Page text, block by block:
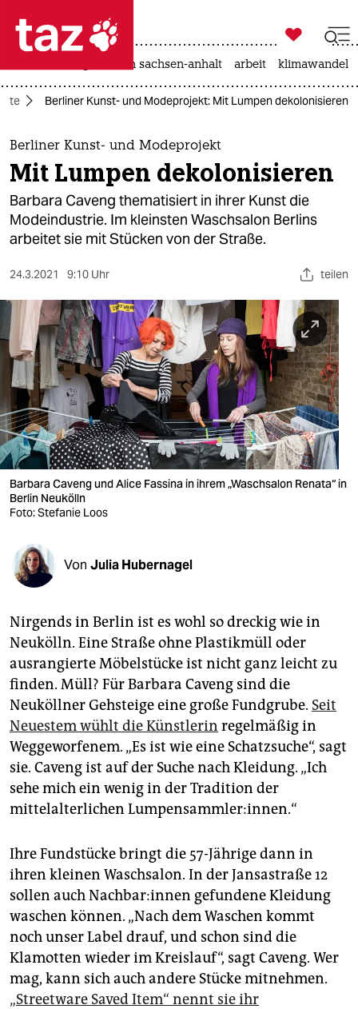
 taz zahl ich
taz zahl ich
themen
politik
öko
sport
berlin
nord
wahrheit
verlag
verlag
shop
fragen & hilfe
unterstützen
abo
genossenschaft
epaper login

taz zahl ich
landtagswahl in sachsen-anhalt arbeit klimawandel
Berliner Kunst- und Modeprojekt: Mit Lumpen dekolonisieren
Berliner Kunst- und Modeprojekt
Mit Lumpen dekolonisieren
Barbara Caveng thematisiert in ihrer Kunst die
Modeindustrie. Im kleinsten Waschsalon Berlins
arbeitet sie mit Stücken von der Straße.
24.3.2021 9:10 Uhr teilen
Barbara Caveng und Alice Fassina in ihrem „Waschsalon Renata“ in
Berlin Neukölln
Foto: Stefanie Loos
Von Julia Hubernagel
Nirgends in Berlin ist es wohl so dreckig wie in
Neukölln. Eine Straße ohne Plastikmüll oder
ausrangierte Möbelstücke ist nicht ganz leicht zu
finden. Müll? Für Barbara Caveng sind die
Neuköllner Gehsteige eine große Fundgrube. Seit
Neuestem wühlt die Künstlerin regelmäßig in
Weggeworfenem. „Es ist wie eine Schatzsuche“, sagt
sie. Caveng ist auf der Suche nach Kleidung. „Ich
sehe mich ein wenig in der Tradition der
mittelalterlichen Lumpensammler:innen.“
Ihre Fundstücke bringt die 57-Jährige dann in
ihren kleinen Waschsalon. In der Jansastraße 12
sollen auch Nach­ba­r:in­nen gefundene Kleidung
waschen können. „Nach dem Waschen kommt
noch unser Label drauf, und schon sind die
Klamotten wieder im Kreislauf“, sagt Caveng. Wer
mag, kann sich auch andere Stücke mitnehmen.
„Streetware Saved Item“ nennt sie ihr